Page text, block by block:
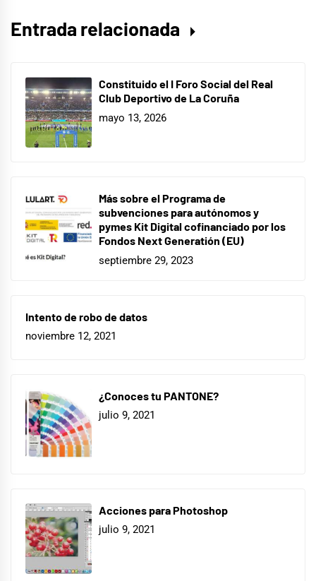
Entrada relacionada
Constituido el I Foro Social del Real
Club Deportivo de La Coruña
mayo 13, 2026
Más sobre el Programa de
subvenciones para autónomos y
pymes Kit Digital cofinanciado por los
Fondos Next Generatión (EU)
septiembre 29, 2023
Intento de robo de datos
noviembre 12, 2021
¿Conoces tu PANTONE?
julio 9, 2021
Acciones para Photoshop
julio 9, 2021